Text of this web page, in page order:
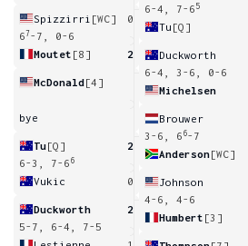
Spizzirri [WC]
0
67-7, 0-6
Moutet [8] 2
McDonald[4]
bye
Tu[Q]
2
6-3, 7-6 6
Vukic 0
Duckworth
2
5-7, 6-4, 7-5
6-4, 7-6 5
Tu [Q]
Duckworth
6-4, 3-6, 0-6
Michelsen
Brouwer
3-6, 6 6-7
Anderson[WC]
Johnson
4-6, 4-6
Humbert [3]